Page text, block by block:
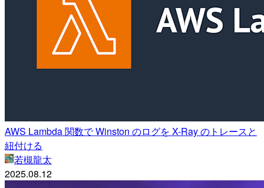
AWS Lambda 関数で Winston のログを X-Ray のトレースと
紐付ける
若槻龍太
2025.08.12